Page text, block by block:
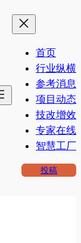
首页
行业纵横
参考消息
项目动态
技改增效
专家在线
智慧工厂
投稿